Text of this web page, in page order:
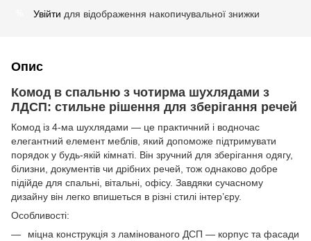
Увійти для відображення накопичувальної знижки
Опис
Комод в спальню з чотирма шухлядами з
ЛДСП: стильне рішення для зберігання речей
Комод із 4-ма шухлядами — це практичний і водночас
елегантний елемент меблів, який допоможе підтримувати
порядок у будь-якій кімнаті. Він зручний для зберігання одягу,
білизни, документів чи дрібних речей, тож однаково добре
підійде для спальні, вітальні, офісу. Завдяки сучасному
дизайну він легко впишеться в різні стилі інтер’єру.
Особливості:
міцна конструкція з ламінованого ДСП — корпус та фасади